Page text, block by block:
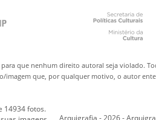
que nenhum direito autoral seja violado.
imagem que, por qualquer motivo, o autor
14934 fotos.
Arquigrafia - 2026 -